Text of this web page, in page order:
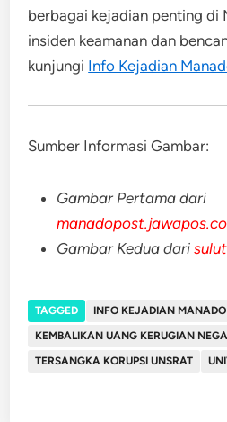
berbagai kejadian penting di
insiden keamanan dan
kunjungi Info Kejadian
Sumber Informasi Gambar:
Gambar Pertama dari
Gambar Kedua dari
TAGGED
INFO KEJADIAN MANADO
KEMBALIKAN UANG KERUGIAN
TERSANGKA KORUPSI UNSRAT